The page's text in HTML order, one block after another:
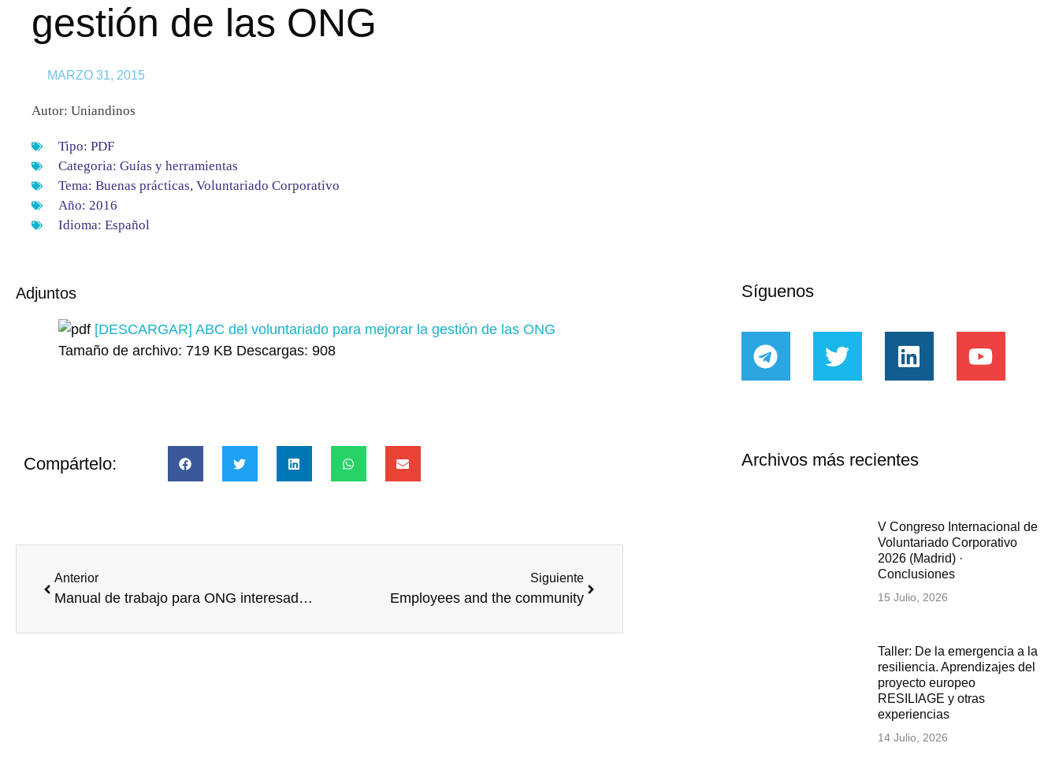
gestión de las ONG
MARZO 31, 2015
Autor: Uniandinos
Tipo: PDF
Categoria: Guías y herramientas
Tema: Buenas prácticas, Voluntariado Corporativo
Año: 2016
Idioma: Español
Adjuntos
[DESCARGAR] ABC del voluntariado para mejorar la gestión de las ONG
Tamaño de archivo: 719 KB Descargas: 908
Compártelo:
Anterior
Manual de trabajo para ONG interesadas en voluntariado corporativo
Siguiente
Employees and the community
Síguenos
Archivos más recientes
V Congreso Internacional de
Voluntariado Corporativo
2026 (Madrid) ·
Conclusiones
15 Julio, 2026
Taller: De la emergencia a la
resiliencia. Aprendizajes del
proyecto europeo
RESILIAGE y otras
experiencias
14 Julio, 2026